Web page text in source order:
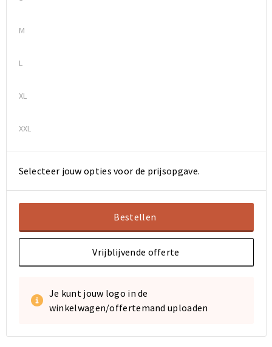
Sporttassen
Toilettassen
Sporttassen
Toilettassen
M
L
XL
XXL
Selecteer jouw opties voor de prijsopgave.
Bestellen
Vrijblijvende offerte
Je kunt jouw logo in de
winkelwagen/offertemand uploaden